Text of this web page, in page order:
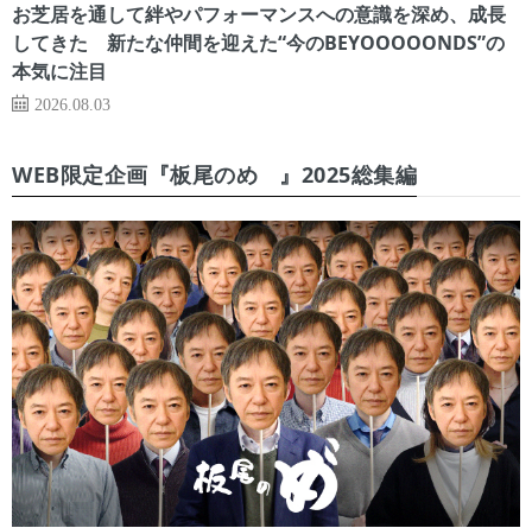
お芝居を通して絆やパフォーマンスへの意識を深め、成長
してきた 新たな仲間を迎えた“今のBEYOOOOONDS”の
本気に注目
2026.08.03
WEB限定企画『板尾のめ゙』2025総集編